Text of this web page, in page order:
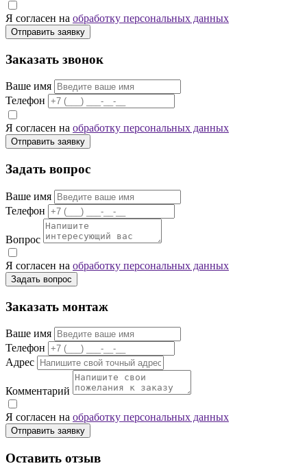
Я согласен на обработку персональных данных
Отправить заявку
Заказать звонок
Ваше имя
Телефон
Я согласен на обработку персональных данных
Отправить заявку
Задать вопрос
Ваше имя
Телефон
Вопрос
Я согласен на обработку персональных данных
Задать вопрос
Заказать монтаж
Ваше имя
Телефон
Адрес
Комментарий
Я согласен на обработку персональных данных
Отправить заявку
Оставить отзыв